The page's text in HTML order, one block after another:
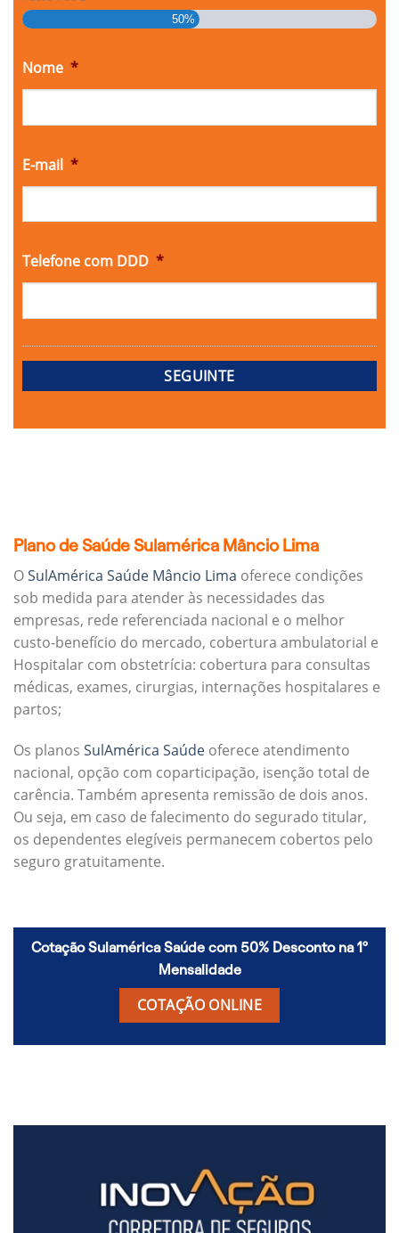
50%
Nome *
E-mail *
Telefone com DDD *
Plano de Saúde Sulamérica Mâncio Lima
OSulAmérica Saúde Mâncio Lima oferece condições
sob medida para atender às necessidades das
empresas, rede referenciada nacional e o melhor
custo-benefício do mercado, cobertura ambulatorial e
Hospitalar com obstetrícia: cobertura para consultas
médicas, exames, cirurgias, internações hospitalares e
partos;
Os planos SulAmérica Saúde oferece atendimento
nacional, opção com coparticipação, isenção total de
carência. Também apresenta remissão de dois anos.
Ou seja, em caso de falecimento do segurado titular,
os dependentes elegíveis permanecem cobertos pelo
seguro gratuitamente.
Cotação Sulamérica Saúde com 50% Desconto na 1º
Mensalidade
COTAÇÃO ONLINE